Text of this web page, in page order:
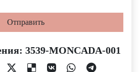
Отправить
3539-MONCADA-001